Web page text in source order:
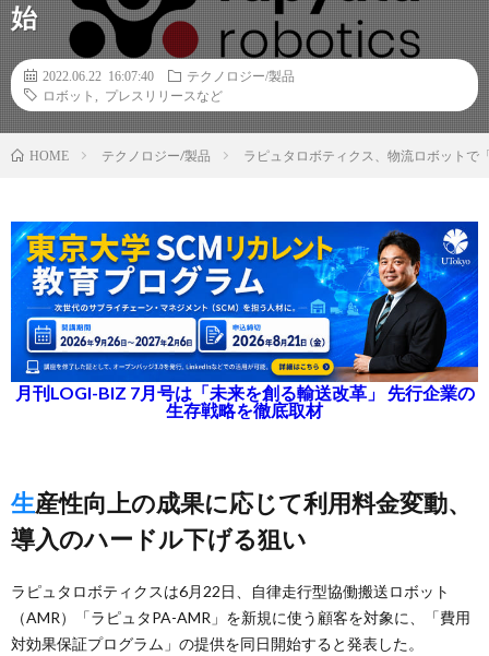
始
2022.06.22 16:07:40
テクノロジー/製品
ロボット
プレスリリースなど
HOME テクノロジー/製品 ラピュタロボティクス、物流ロボットで
月刊LOGI-BIZ 7月号は「未来を創る輸送改革」 先行企業の
生存戦略を徹底取材
生産性向上の成果に応じて利用料金変動、
導入のハードル下げる狙い
ラピュタロボティクスは6月22日、自律走行型協働搬送ロボット
（AMR）「ラピュタPA-AMR」を新規に使う顧客を対象に、「費用
対効果保証プログラム」の提供を同日開始すると発表した。